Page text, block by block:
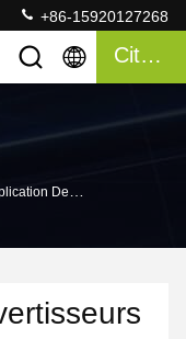
+86-15920127268
Citation
Dans Les Usines Textiles